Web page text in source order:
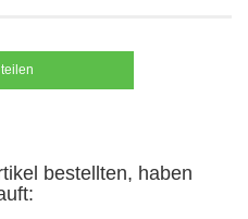
teilen
bestellten, haben